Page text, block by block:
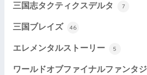
三国志タクティクスデルタ 7
三国ブレイズ 46
エレメンタルストーリー 5
ワールドオブファイナルファンタ